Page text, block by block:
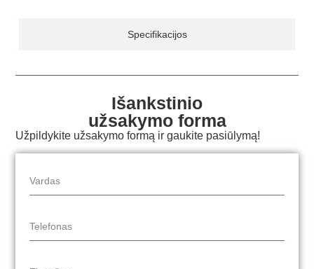
Specifikacijos
Išankstinio
užsakymo forma
Užpildykite užsakymo formą ir gaukite pasiūlymą!